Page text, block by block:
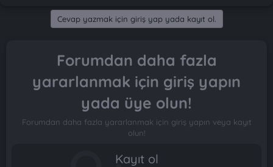
Cevap yazmak için giriş yap yada kayıt ol.
Forumdan daha fazla
yararlanmak için giriş yapın
yada üye olun!
Forumdan daha fazla yararlanmak için giriş yapın veya kayıt
olun!
Kayıt ol